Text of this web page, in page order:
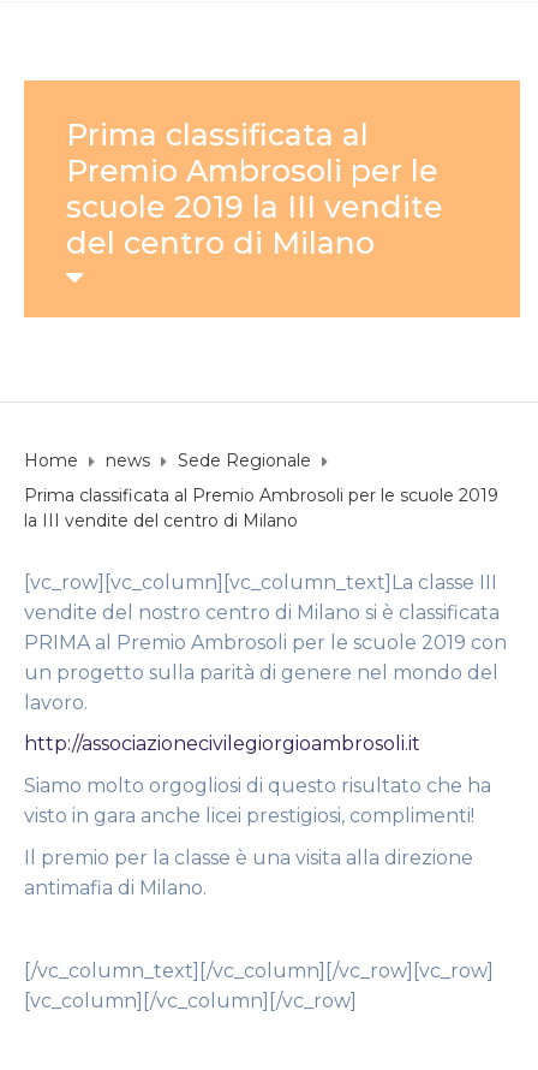
Prima classificata al
Premio Ambrosoli per le
scuole 2019 la III vendite
del centro di Milano
Home news
Sede Regionale
Prima classificata al Premio Ambrosoli per le scuole 2019
la III vendite del centro di Milano
[vc_row][vc_column][vc_column_text]La classe III
vendite del nostro centro di Milano si è classificata
PRIMA al Premio Ambrosoli per le scuole 2019 con
un progetto sulla parità di genere nel mondo del
lavoro.
http://associazionecivilegiorgioambrosoli.it
Siamo molto orgogliosi di questo risultato che ha
visto in gara anche licei prestigiosi, complimenti!
Il premio per la classe è una visita alla direzione
antimafia di Milano.
[/vc_column_text][/vc_column][/vc_row][vc_row]
[vc_column][/vc_column][/vc_row]